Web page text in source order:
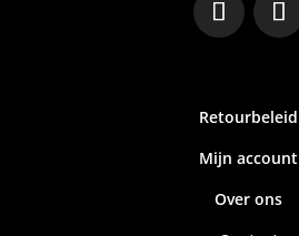
Retourbeleid
Mijn account
Over ons